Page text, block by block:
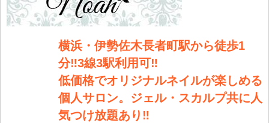
横浜・伊勢佐木長者町駅から徒歩1
分‼︎3線3駅利用可‼︎
低価格でオリジナルネイルが楽しめる
個人サロン。ジェル・スカルプ共に人
気つけ放題あり‼︎